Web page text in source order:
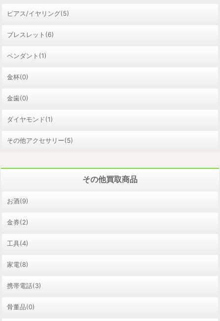
ピアス/イヤリング(5)
ブレスレット(6)
ペンダント(1)
金杯(0)
金歯(0)
ダイヤモンド(1)
その他アクセサリー(5)
その他買取商品
お酒(9)
金券(2)
工具(4)
家電(8)
携帯電話(3)
骨董品(0)